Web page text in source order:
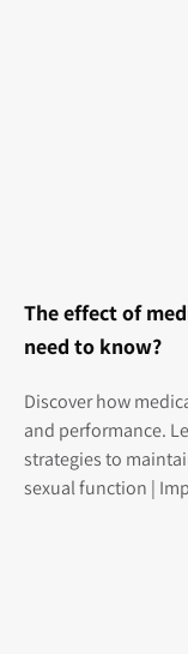
The effect of
need to know?
Discover how
and performance.
strategies to
sexual function |